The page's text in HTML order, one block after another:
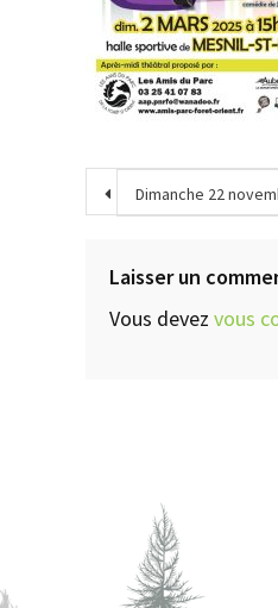
Dimanche 22
Laisser un
Vous devez vous